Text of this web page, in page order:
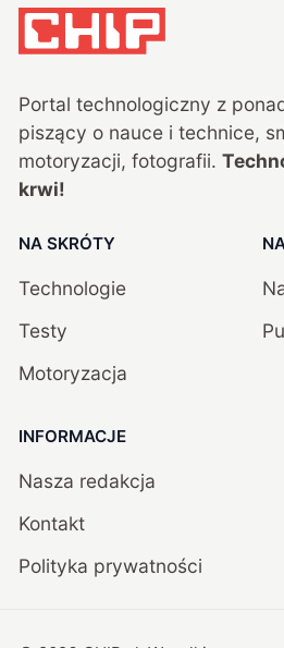
Portal technologiczny z
piszący o nauce i technice,
motoryzacji, fotografii.
krwi!
NA SKRÓTY
Technologie
Testy
Motoryzacja
INFORMACJE
Nasza redakcja
Kontakt
Polityka prywatności